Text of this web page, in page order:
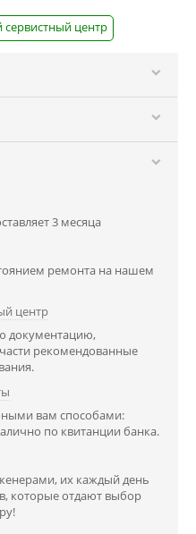
центр
3 месяца
ремонта на нашем
центр
документацию,
рекомендованные
вам способами:
по квитанции банка.
их каждый день
которые отдают выбор